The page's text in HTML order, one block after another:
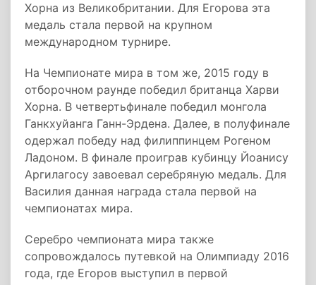
Хорна из Великобритании. Для Егорова эта
медаль стала первой на крупном
международном турнире.
На Чемпионате мира в том же, 2015 году в
отборочном раунде победил британца Харви
Хорна. В четвертьфинале победил монгола
Ганкхуйанга Ганн-Эрдена. Далее, в полуфинале
одержал победу над филиппинцем Рогеном
Ладоном. В финале проиграв кубинцу Йоанису
Аргилагосу завоевал серебряную медаль. Для
Василия данная награда стала первой на
чемпионатах мира.
Серебро чемпионата мира также
сопровождалось путевкой на Олимпиаду 2016
года, где Егоров выступил в первой